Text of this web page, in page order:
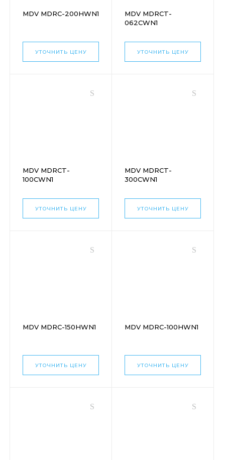
MDV MDRC-200HWN1
УТОЧНИТЬ ЦЕНУ
MDV MDRCT-
062CWN1
УТОЧНИТЬ ЦЕНУ
MDV MDRCT-
100CWN1
УТОЧНИТЬ ЦЕНУ
MDV MDRCT-
300CWN1
УТОЧНИТЬ ЦЕНУ
MDV MDRC-150HWN1
УТОЧНИТЬ ЦЕНУ
MDV MDRC-100HWN1
УТОЧНИТЬ ЦЕНУ